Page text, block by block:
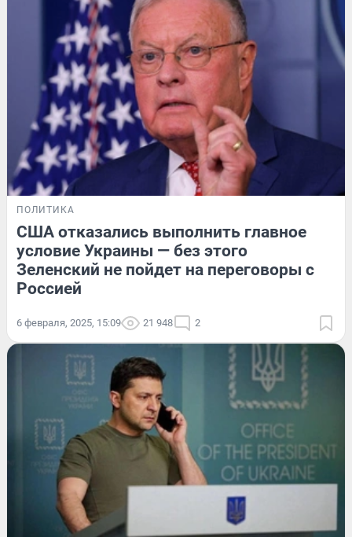
ПОЛИТИКА
США отказались выполнить главное
условие Украины — без этого
Зеленский не пойдет на переговоры с
Россией
6 февраля, 2025, 15:09 21 948 2